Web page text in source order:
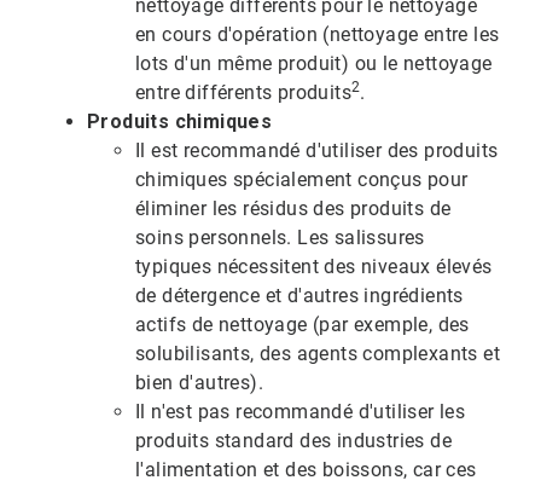
nettoyage différents pour le nettoyage
en cours d'opération (nettoyage entre les
lots d'un même produit) ou le nettoyage
entre différents produits2.
Produits chimiques
Il est recommandé d'utiliser des produits
chimiques spécialement conçus pour
éliminer les résidus des produits de
soins personnels. Les salissures
typiques nécessitent des niveaux élevés
de détergence et d'autres ingrédients
actifs de nettoyage (par exemple, des
solubilisants, des agents complexants et
bien d'autres).
Il n'est pas recommandé d'utiliser les
produits standard des industries de
l'alimentation et des boissons, car ces